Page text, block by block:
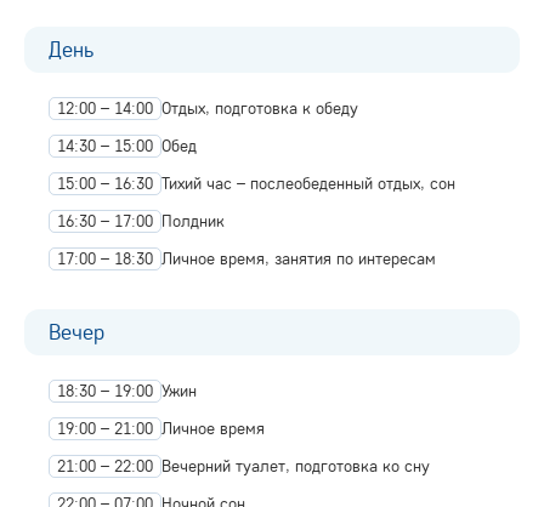
День
12:00 – 14:00 Отдых, подготовка к обеду
14:30 – 15:00 Обед
15:00 – 16:30 Тихий час – послеобеденный отдых, сон
16:30 – 17:00 Полдник
17:00 – 18:30 Личное время, занятия по интересам
Вечер
18:30 – 19:00 Ужин
19:00 – 21:00 Личное время
21:00 – 22:00 Вечерний туалет, подготовка ко сну